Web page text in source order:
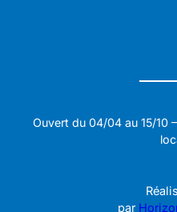
Ouvert du 04/04 au 15/10
par